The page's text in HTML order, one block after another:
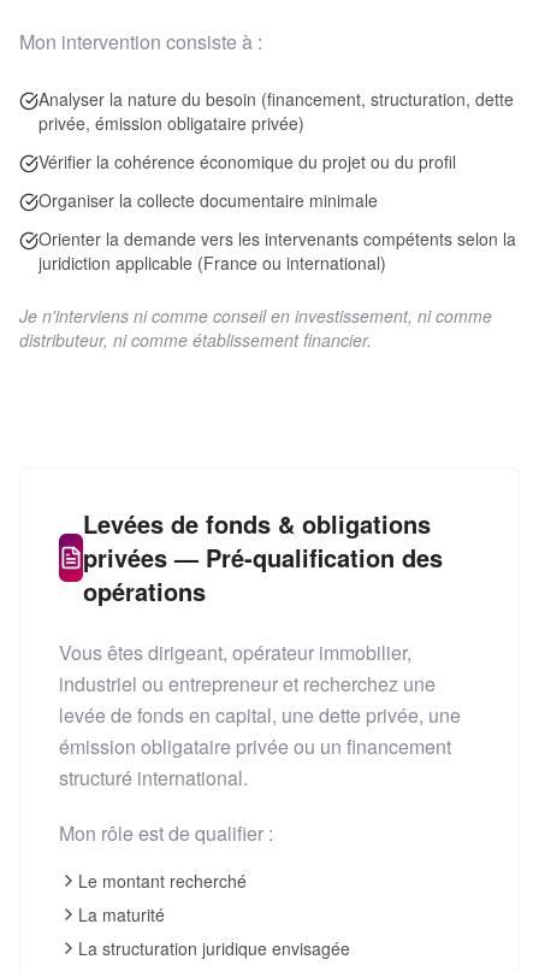
Mon intervention consiste à :
Analyser la nature du besoin (financement, structuration, dette
privée, émission obligataire privée)
Vérifier la cohérence économique du projet ou du profil
Organiser la collecte documentaire minimale
Orienter la demande vers les intervenants compétents selon la
juridiction applicable (France ou international)
Je n'interviens ni comme conseil en investissement, ni comme
distributeur, ni comme établissement financier.
Levées de fonds & obligations
privées — Pré-qualification des
opérations
Vous êtes dirigeant, opérateur immobilier,
industriel ou entrepreneur et recherchez une
levée de fonds en capital, une dette privée, une
émission obligataire privée ou un financement
structuré international.
Mon rôle est de qualifier :
Le montant recherché
La maturité
La structuration juridique envisagée